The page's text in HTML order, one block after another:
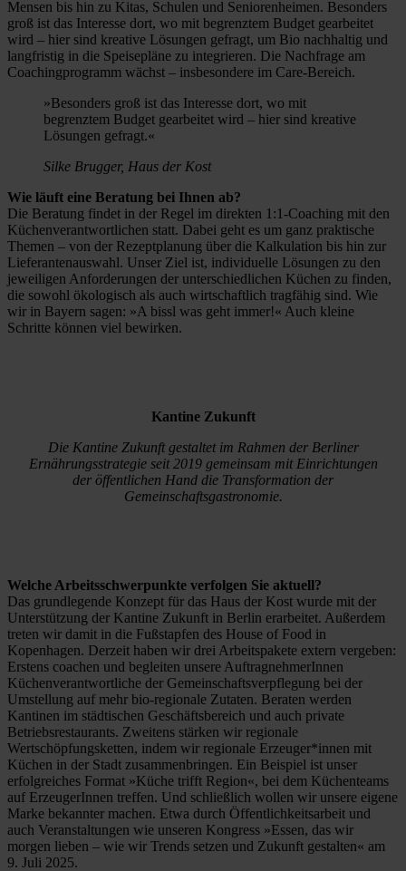
Mensen bis hin zu Kitas, Schulen und Seniorenheimen. Besonders
groß ist das Interesse dort, wo mit begrenztem Budget gearbeitet
wird – hier sind kreative Lösungen gefragt, um Bio nachhaltig und
langfristig in die Speisepläne zu integrieren. Die Nachfrage am
Coachingprogramm wächst – insbesondere im Care-Bereich.
»Besonders groß ist das Interesse dort, wo mit
begrenztem Budget gearbeitet wird – hier sind kreative
Lösungen gefragt.«
Silke Brugger, Haus der Kost
Wie läuft eine Beratung bei Ihnen ab?
Die Beratung findet in der Regel im direkten 1:1-Coaching mit den
Küchenverantwortlichen statt. Dabei geht es um ganz praktische
Themen – von der Rezeptplanung über die Kalkulation bis hin zur
Lieferantenauswahl. Unser Ziel ist, individuelle Lösungen zu den
jeweiligen Anforderungen der unterschiedlichen Küchen zu finden,
die sowohl ökologisch als auch wirtschaftlich tragfähig sind. Wie
wir in Bayern sagen: »A bissl was geht immer!« Auch kleine
Schritte können viel bewirken.
Kantine Zukunft
Die Kantine Zukunft gestaltet im Rahmen der Berliner
Ernährungsstrategie seit 2019 gemeinsam mit Einrichtungen
der öffentlichen Hand die Transformation der
Gemeinschaftsgastronomie.
Welche Arbeitsschwerpunkte verfolgen Sie aktuell?
Das grundlegende Konzept für das Haus der Kost wurde mit der
Unterstützung der Kantine Zukunft in Berlin erarbeitet. Außerdem
treten wir damit in die Fußstapfen des House of Food in
Kopenhagen. Derzeit haben wir drei Arbeitspakete extern vergeben:
Erstens coachen und begleiten unsere AuftragnehmerInnen
Küchenverantwortliche der Gemeinschaftsverpflegung bei der
Umstellung auf mehr bio-regionale Zutaten. Beraten werden
Kantinen im städtischen Geschäftsbereich und auch private
Betriebsrestaurants. Zweitens stärken wir regionale
Wertschöpfungsketten, indem wir regionale Erzeuger*innen mit
Küchen in der Stadt zusammenbringen. Ein Beispiel ist unser
erfolgreiches Format »Küche trifft Region«, bei dem Küchenteams
auf ErzeugerInnen treffen. Und schließlich wollen wir unsere eigene
Marke bekannter machen. Etwa durch Öffentlichkeitsarbeit und
auch Veranstaltungen wie unseren Kongress »Essen, das wir
morgen lieben – wie wir Trends setzen und Zukunft gestalten« am
9. Juli 2025.